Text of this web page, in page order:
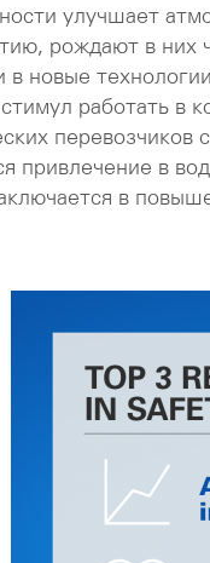
улучшает
рождают в них
в новые
работать в
перевозчиков
привлечение в
в